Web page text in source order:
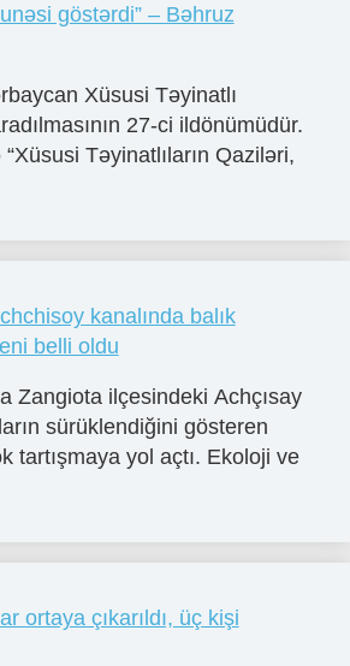
göstərdi” – Bəhruz
Xüsusi Təyinatlı
27-ci ildönümüdür.
Təyinatlıların Qaziləri,
kanalında balık
belli oldu
Zangiota ilçesindeki Achçısay
sürüklendiğini gösteren
tartışmaya yol açtı. Ekoloji ve
ortaya çıkarıldı, üç kişi